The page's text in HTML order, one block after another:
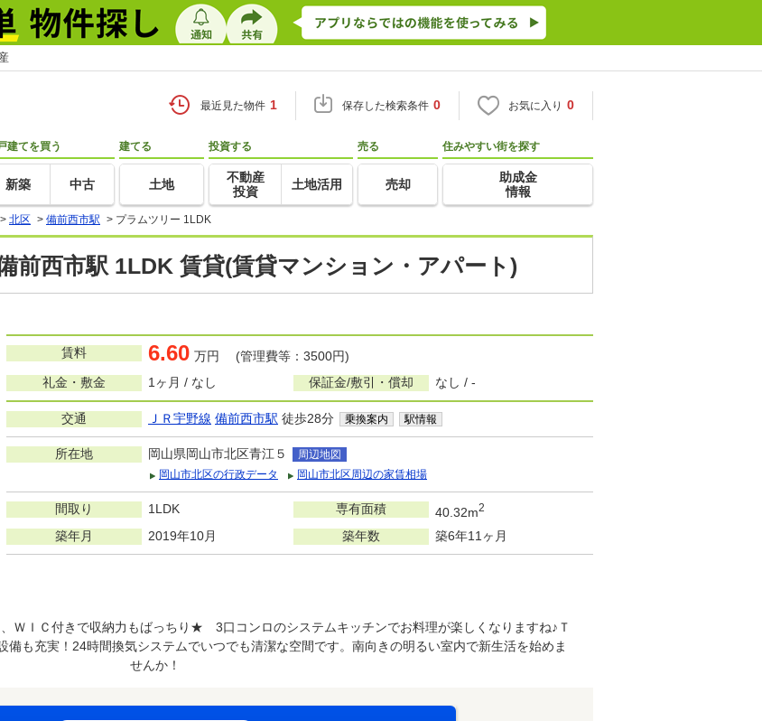
最近見た物件 1 保存した検索条件 0 お気に入り 0
建てを買う
新築 中古
建てる
土地
投資する
不動産
投資
土地活用
売る
売却
住みやすい街を探す
助成金
情報
> 北区 > 備前西市駅 > プラムツリー 1LDK
前西市駅 1LDK 賃貸(賃貸マンション・アパート)
賃料 6.60 万円 (管理費等：3500円)
礼金・敷金
1ヶ月 / なし 保証金/敷引・償却 なし / -
交通 ＪＲ宇野線 備前西市駅 徒歩28分 乗換案内 駅情報
所在地 岡山県岡山市北区青江５
周辺地図
岡山市北区の行政データ
岡山市北区周辺の家賃相場
間取り 1LDK 専有面積 40.32m2
築年月 2019年10月 築年数 築6年11ヶ月
ＷＩＣ付きで収納力もばっちり★ 3口コンロのシステムキッチンでお料理が楽しくなりますね♪Ｔ
備も充実！24時間換気システムでいつでも清潔な空間です。南向きの明るい室内で新生活を始めま
せんか！